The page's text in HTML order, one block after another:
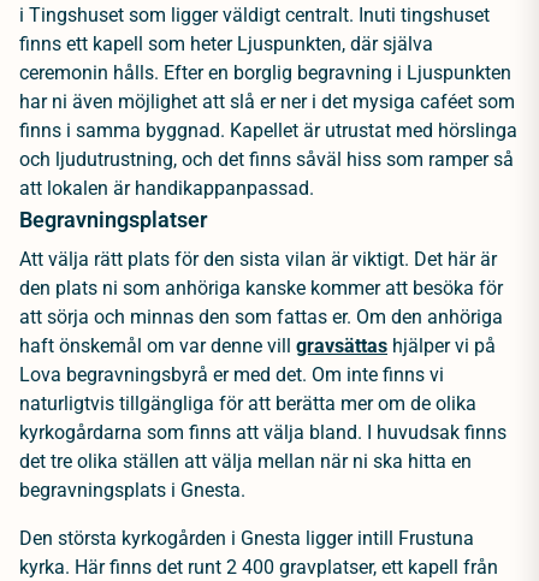
i Tingshuset som ligger väldigt centralt. Inuti tingshuset
finns ett kapell som heter Ljuspunkten, där själva
ceremonin hålls. Efter en borglig begravning i Ljuspunkten
har ni även möjlighet att slå er ner i det mysiga caféet som
finns i samma byggnad. Kapellet är utrustat med hörslinga
och ljudutrustning, och det finns såväl hiss som ramper så
att lokalen är handikappanpassad.
Begravningsplatser
Att välja rätt plats för den sista vilan är viktigt. Det här är
den plats ni som anhöriga kanske kommer att besöka för
att sörja och minnas den som fattas er. Om den anhöriga
haft önskemål om var denne vill gravsättas hjälper vi på
Lova begravningsbyrå er med det. Om inte finns vi
naturligtvis tillgängliga för att berätta mer om de olika
kyrkogårdarna som finns att välja bland. I huvudsak finns
det tre olika ställen att välja mellan när ni ska hitta en
begravningsplats i Gnesta.
Den största kyrkogården i Gnesta ligger intill Frustuna
kyrka. Här finns det runt 2 400 gravplatser, ett kapell från